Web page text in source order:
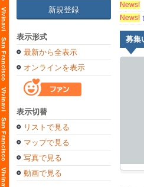
新規登録
表示形式
最新から全表示
オンラインを表示
表示切替
リストで見る
マップで見る
写真で見る
動画で見る
News!
News!
募集